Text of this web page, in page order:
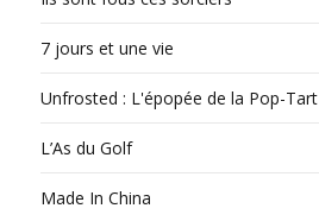
7 jours et une vie
Unfrosted : L'épopée de la Pop-Tart
L’As du Golf
Made In China